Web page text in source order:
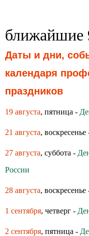
ближайшие
Даты и дни,
календаря
праздников
19 августа, пятница -
21 августа, воскресенье
27 августа, суббота -
России
28 августа, воскресенье
1 сентября, четверг -
2 сентября, пятница -